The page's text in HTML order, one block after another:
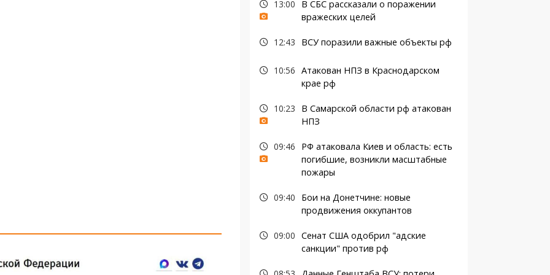
13:00
В СБС рассказали о поражении
вражеских целей
12:43 ВСУ поразили важные объекты рф
10:56 Атакован НПЗ в Краснодарском
крае рф
10:23
В Самарской области рф атакован
НПЗ
09:46
РФ атаковала Киев и область: есть
погибшие, возникли масштабные
пожары
09:40
Бои на Донетчине: новые
продвижения оккупантов
09:00 Сенат США одобрил "адские
санкции" против рф